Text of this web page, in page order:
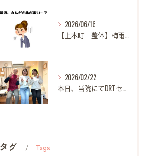
2026/06/16
【上本町 整体】梅雨になると体調が悪くなる方へ
2026/02/22
本日、当院にてDRTセミナーを開催いたしました。
タグ Tags